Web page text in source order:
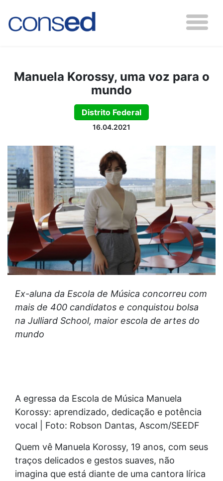
Manuela Korossy, uma voz para o
mundo
Distrito Federal
16.04.2021
Ex-aluna da Escola de Música concorreu com
mais de 400 candidatos e conquistou bolsa
na Julliard School, maior escola de artes do
mundo
A egressa da Escola de Música Manuela
Korossy: aprendizado, dedicação e potência
vocal | Foto: Robson Dantas, Ascom/SEEDF
Quem vê Manuela Korossy, 19 anos, com seus
traços delicados e gestos suaves, não
imagina que está diante de uma cantora lírica